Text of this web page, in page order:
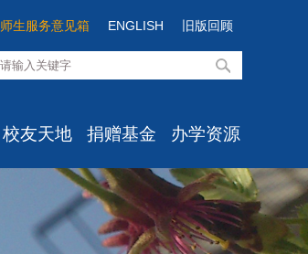
旧版回顾
ENGLISH
师生服务意见箱
校友天地
校友组织
校友活动
校友风采
捐赠基金
经院基金介绍
经院思想项目
经院学者项目
办学资源
高级培训
资料室
实验中心